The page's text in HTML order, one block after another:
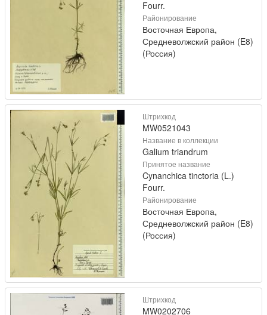
Fourr.
Районирование
Восточная Европа,
Средневолжский район (E8)
(Россия)
Штрихкод
MW0521043
Название в коллекции
Galium triandrum
Принятое название
Cynanchica tinctoria (L.)
Fourr.
Районирование
Восточная Европа,
Средневолжский район (E8)
(Россия)
Штрихкод
MW0202706